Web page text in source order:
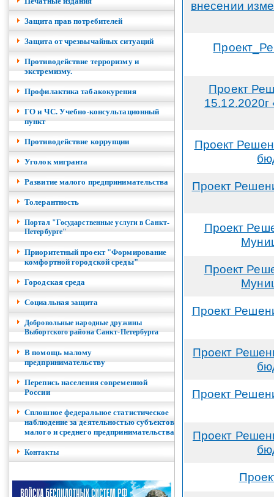
Защита прав потребителей
Защита от чрезвычайных ситуаций
Противодействие терроризму и
экстремизму.
Профилактика табакокурения
ГО и ЧС. Учебно-консультационный
пункт
Противодействие коррупции
Уголок мигранта
Развитие малого предпринимательства
Толерантность
Портал "Государственные услуги в Санкт-
Петербурге"
Приоритетный проект "Формирование
комфортной городской среды"
Городская среда
Социальная защита
Добровольные народные дружины
Выборгского района Санкт-Петербурга
В помощь малому
предпринимательству
Перепись населения современной
России
Сплошное федеральное статистическое
наблюдение за деятельностью субъектов
малого и среднего предпринимательства
Контакты
внесении
Проект
Проект
Проект
Проект
Проект
Проект
Проект
Проект
Проект